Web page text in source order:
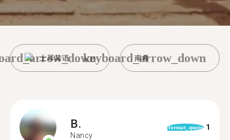
土耳其语 南希
keyboard_arrow_down
B.
Nancy
format_quote 1